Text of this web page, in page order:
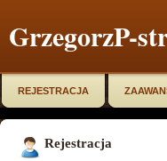
GrzegorzP-
REJESTRACJA
Rejestracja